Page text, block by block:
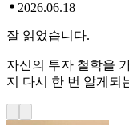
2026.06.18
잘 읽었습니다.
자신의 투자 철학을
지 다시 한 번 알게되